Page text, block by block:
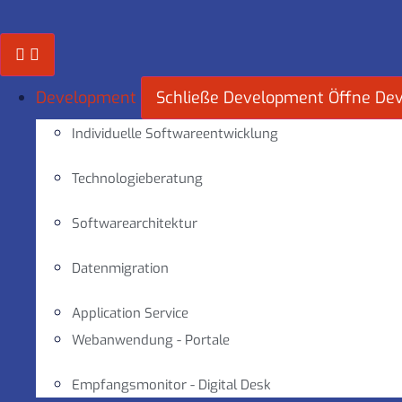
Inhalt
springen
Development
Schließe Development Öffne
Individuelle Softwareentwicklung
Technologieberatung
Softwarearchitektur
Datenmigration
Application Service
Webanwendung - Portale
Empfangsmonitor - Digital Desk